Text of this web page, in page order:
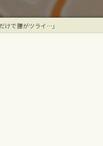
けで腰がツライ…」